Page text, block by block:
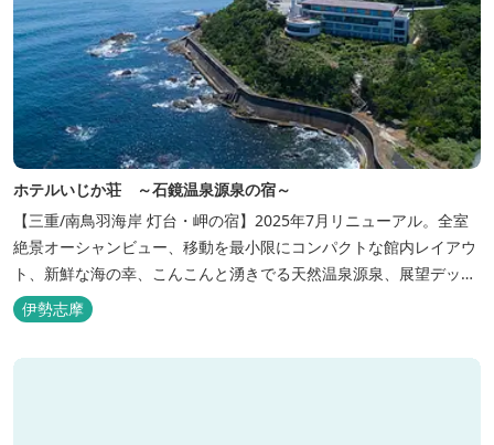
ホテルいじか荘 ～石鏡温泉源泉の宿～
【三重/南鳥羽海岸 灯台・岬の宿】2025年7月リニューアル。全室
絶景オーシャンビュー、移動を最小限にコンパクトな館内レイアウ
ト、新鮮な海の幸、こんこんと湧きでる天然温泉源泉、展望デッ
キ〜いじか灯台テラス〜からの眺望が自慢のリトリートホテル。
伊勢志摩